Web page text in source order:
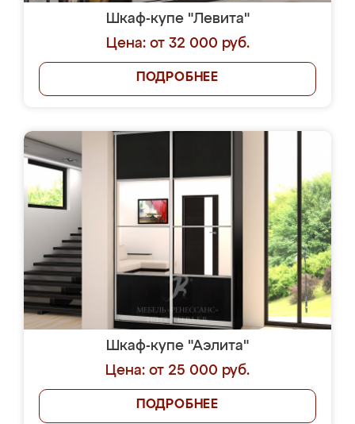
Шкаф-купе "Левита"
Цена: от 32 000 руб.
ПОДРОБНЕЕ
Шкаф-купе "Аэлита"
Цена: от 25 000 руб.
ПОДРОБНЕЕ